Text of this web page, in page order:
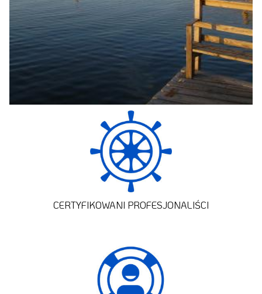
CERTYFIKOWANI PROFESJONALIŚCI